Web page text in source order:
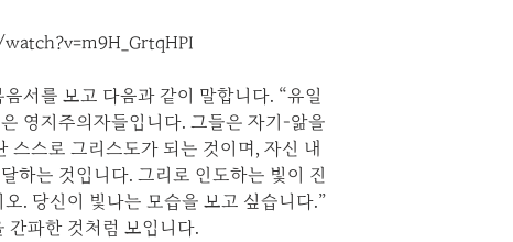
서를 보고 다음과 같이 말합니다. “유일
영지주의자들입니다. 그들은 자기-앎을
스스로 그리스도가 되는 것이며, 자신 내
하는 것입니다. 그리로 인도하는 빛이 진
. 당신이 빛나는 모습을 보고 싶습니다.”
간파한 것처럼 보입니다.